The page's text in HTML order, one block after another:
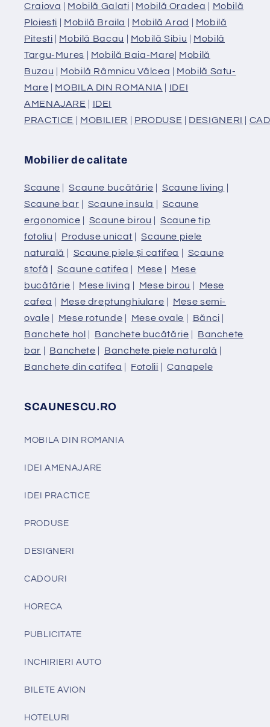
Craiova | Mobilă Galati | Mobilă Oradea | Mobilă
Ploiesti | Mobilă Braila | Mobilă Arad | Mobilă
Pitesti | Mobilă Bacau | Mobilă Sibiu | Mobilă
Targu-Mures | Mobilă Baia-Mare| Mobilă
Buzau | Mobilă Râmnicu Vâlcea | Mobilă Satu-
Mare | MOBILA DIN ROMANIA | IDEI
AMENAJARE | IDEI
PRACTICE | MOBILIER | PRODUSE | DESIGNERI |
Mobilier de calitate
Scaune |Scaune bucătărie | Scaune living |
Scaune bar | Scaune insula | Scaune
ergonomice | Scaune birou | Scaune tip
fotoliu | Produse unicat |Scaune piele
naturală | Scaune piele și catifea | Scaune
stofă | Scaune catifea | Mese | Mese
bucătărie | Mese living | Mese birou | Mese
cafea | Mese dreptunghiulare | Mese semi-
ovale | Mese rotunde | Mese ovale | Bănci |
Banchete hol | Banchete bucătărie | Banchete
bar | Banchete | Banchete piele naturală |
Banchete din catifea | Fotolii |Canapele
SCAUNESCU.RO
MOBILA DIN ROMANIA
IDEI AMENAJARE
IDEI PRACTICE
PRODUSE
DESIGNERI
CADOURI
HORECA
PUBLICITATE
INCHIRIERI AUTO
BILETE AVION
HOTELURI